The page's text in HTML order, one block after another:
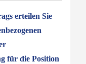
erteilen Sie
für die Position